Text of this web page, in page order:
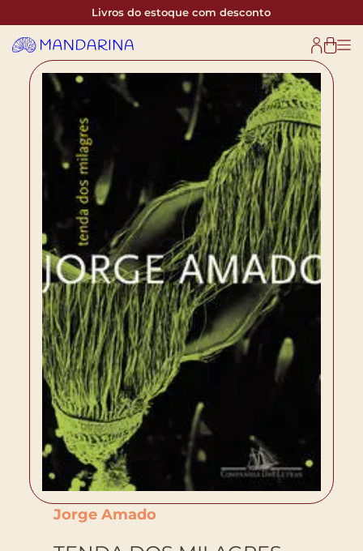
Livros do estoque com desconto
Jorge Amado